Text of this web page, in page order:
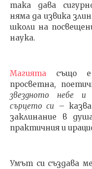
така дава
няма да извика
школи на
наука.
Магията също е
просветна,
звездното небе и
сърцето си –
заклинание в
практичния и
Умът си създава